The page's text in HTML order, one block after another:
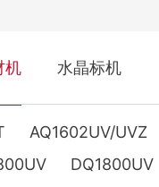
机
AQ1602UV/UVZ
DQ1800UV
水晶标机